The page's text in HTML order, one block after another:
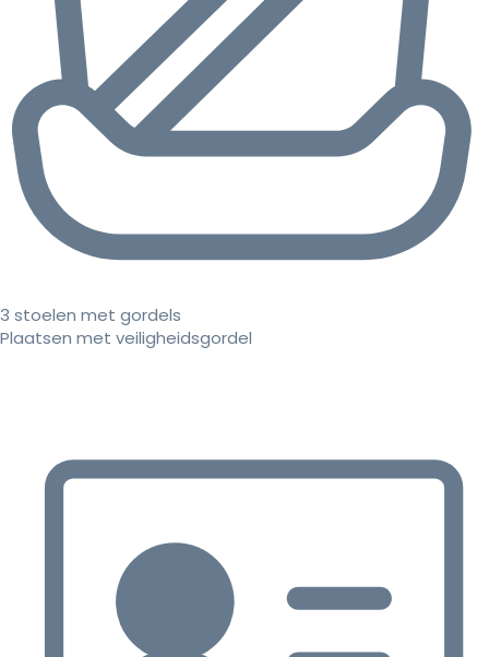
3 stoelen met gordels
Plaatsen met veiligheidsgordel